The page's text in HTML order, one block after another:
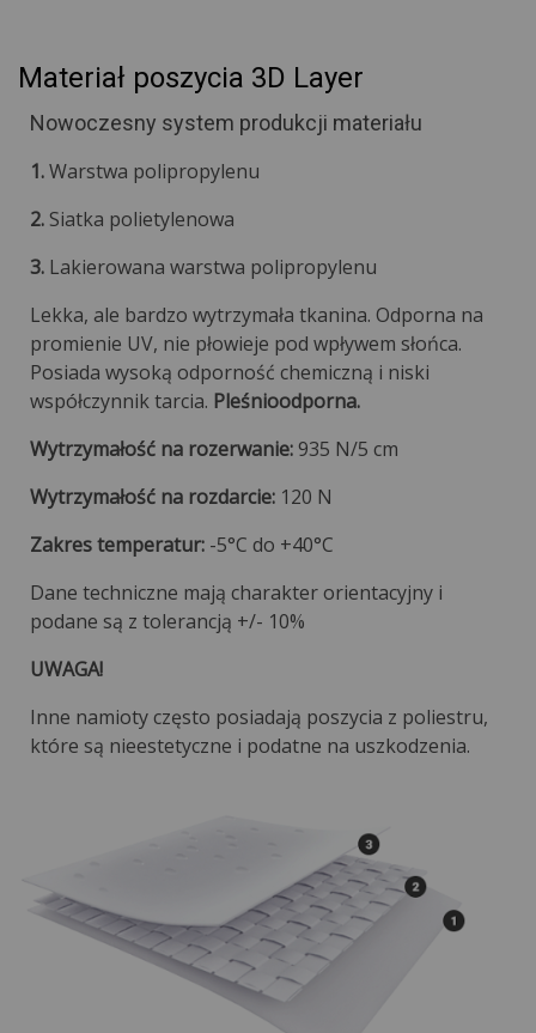
Materiał poszycia 3D Layer
Nowoczesny system produkcji materiału
1.Warstwa polipropylenu
2. Siatka polietylenowa
3. Lakierowana warstwa polipropylenu
Lekka, ale bardzo wytrzymała tkanina. Odporna na
promienie UV, nie płowieje pod wpływem słońca.
Posiada wysoką odporność chemiczną i niski
współczynnik tarcia. Pleśnioodporna.
Wytrzymałość na rozerwanie:935 N/5 cm
Wytrzymałość na rozdarcie: 120 N
Zakres temperatur: -5°C do +40°C
Dane techniczne mają charakter orientacyjny i
podane są z tolerancją +/- 10%
UWAGA!
Inne namioty często posiadają poszycia z poliestru,
które są nieestetyczne i podatne na uszkodzenia.